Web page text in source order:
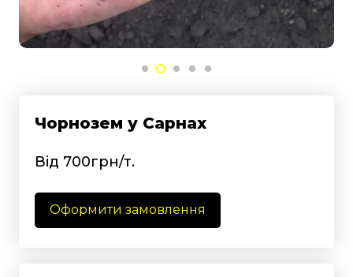
Чорнозем у Сарнах
Від 700грн/т.
Оформити замовлення